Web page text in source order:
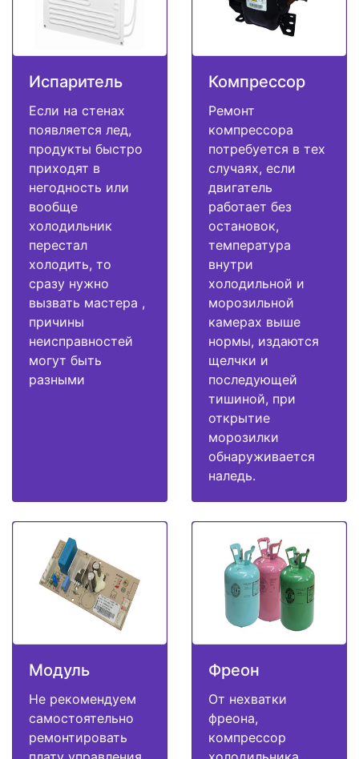
Испаритель
Если на стенах
появляется лед,
продукты быстро
приходят в
негодность или
вообще
холодильник
перестал
холодить, то
сразу нужно
вызвать мастера ,
причины
неисправностей
могут быть
разными
Компрессор
Ремонт
компрессора
потребуется в тех
случаях, если
двигатель
работает без
остановок,
температура
внутри
холодильной и
морозильной
камерах выше
нормы, издаются
щелчки и
последующей
тишиной, при
открытие
морозилки
обнаруживается
наледь.
Модуль
Не рекомендуем
самостоятельно
ремонтировать
Фреон
От нехватки
фреона,
компрессор